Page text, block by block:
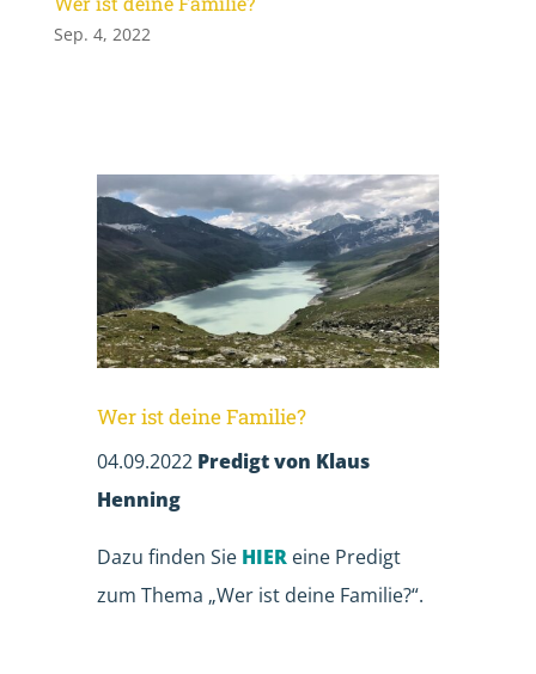
Sep. 4, 2022
Wer ist deine Familie?
04.09.2022 Predigt von Klaus
Henning
Dazu finden Sie HIER eine Predigt
zum Thema „Wer ist deine Familie?“.